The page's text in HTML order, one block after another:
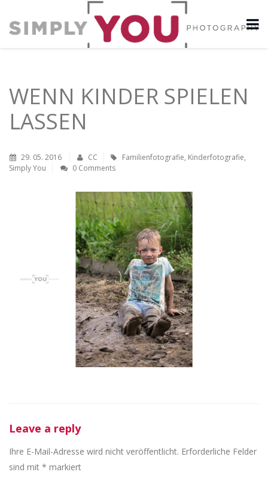
WENN KINDER SPIELEN
LASSEN
29. 05. 2016 CC Familienfotografie, Kinderfotografie,
Simply You
0 Comments
Leave a reply
Ihre E-Mail-Adresse wird nicht veröffentlicht. Erforderliche Felder
sind mit * markiert